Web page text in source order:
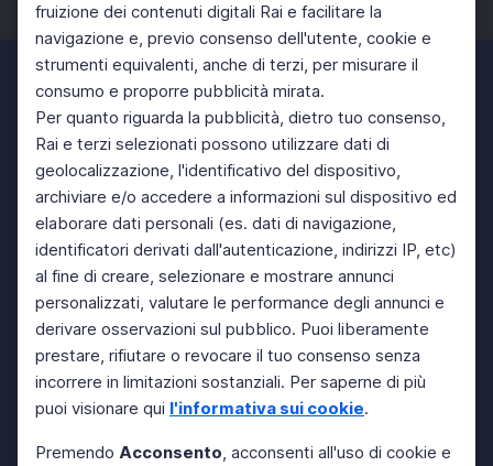
fruizione dei contenuti digitali Rai e facilitare la
navigazione e, previo consenso dell'utente, cookie e
strumenti equivalenti, anche di terzi, per misurare il
consumo e proporre pubblicità mirata.
Per quanto riguarda la pubblicità, dietro tuo consenso,
Rai e terzi selezionati possono utilizzare dati di
geolocalizzazione, l'identificativo del dispositivo,
archiviare e/o accedere a informazioni sul dispositivo ed
elaborare dati personali (es. dati di navigazione,
identificatori derivati dall'autenticazione, indirizzi IP, etc)
al fine di creare, selezionare e mostrare annunci
personalizzati, valutare le performance degli annunci e
derivare osservazioni sul pubblico. Puoi liberamente
prestare, rifiutare o revocare il tuo consenso senza
incorrere in limitazioni sostanziali. Per saperne di più
puoi visionare qui l'informativa sui cookie.
Premendo Acconsento, acconsenti all'uso di cookie e
Facebook Twitter Instagram